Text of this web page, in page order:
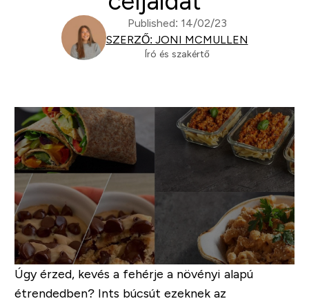
Published: 14/02/23
SZERZŐ: JONI MCMULLEN
Író és szakértő
Úgy érzed, kevés a fehérje a növényi alapú
étrendedben? Ints búcsút ezeknek az